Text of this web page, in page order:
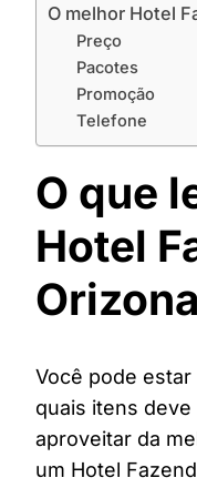
O melhor Hotel
Preço
Pacotes
Promoção
Telefone
O que
Hotel
Você pode
quais itens deve
aproveitar da
um Hotel